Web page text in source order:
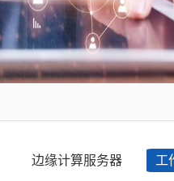
边缘计算服务器 工